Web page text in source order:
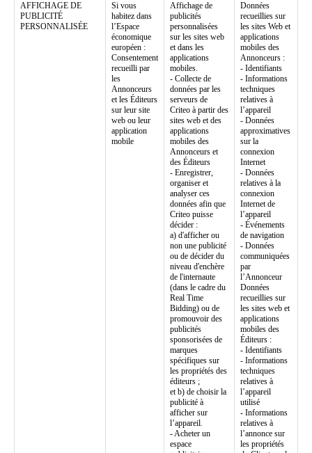
AFFICHAGE DE
PUBLICITÉ
PERSONNALISÉE
Si vous
habitez dans
l’Espace
économique
européen :
Consentement
recueilli par
les
Annonceurs
et les Éditeurs
sur leur site
web ou leur
application
mobile
Affichage de
publicités
personnalisées
sur les sites web
et dans les
applications
mobiles.
- Collecte de
données par les
serveurs de
Criteo à partir des
sites web et des
applications
mobiles des
Annonceurs et
des Éditeurs
- Enregistrer,
organiser et
analyser ces
données afin que
Criteo puisse
décider :
a) d'afficher ou
non une publicité
ou de décider du
niveau d'enchère
de l'internaute
(dans le cadre du
Real Time
Bidding) ou de
promouvoir des
publicités
sponsorisées de
marques
spécifiques sur
les propriétés des
éditeurs ;
et b) de choisir la
publicité à
afficher sur
l’appareil.
- Acheter un
espace
Données
recueillies sur
les sites Web et
applications
mobiles des
Annonceurs :
- Identifiants
- Informations
techniques
relatives à
l’appareil
- Données
approximatives
sur la
connexion
Internet
- Données
relatives à la
connexion
Internet de
l’appareil
- Événements
de navigation
- Données
communiquées
par
l’Annonceur
Données
recueillies sur
les sites web et
applications
mobiles des
Éditeurs :
- Identifiants
- Informations
techniques
relatives à
l’appareil
utilisé
- Informations
relatives à
l’annonce sur
les propriétés